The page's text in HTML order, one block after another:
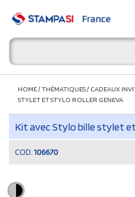
HOME/THÉMATIQUES/ CADEAUX
STYLET ET STYLO ROLLER GENEVA
Kit avec Stylo bille stylet
COD. 106670